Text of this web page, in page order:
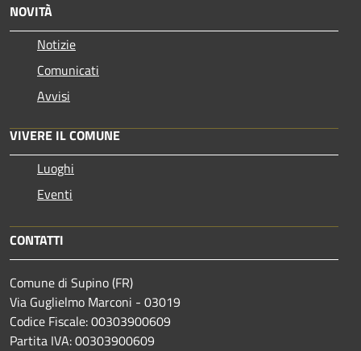
NOVITÀ
Notizie
Comunicati
Avvisi
VIVERE IL COMUNE
Luoghi
Eventi
CONTATTI
Comune di Supino (FR)
Via Guglielmo Marconi - 03019
Codice Fiscale: 00303900609
Partita IVA: 00303900609